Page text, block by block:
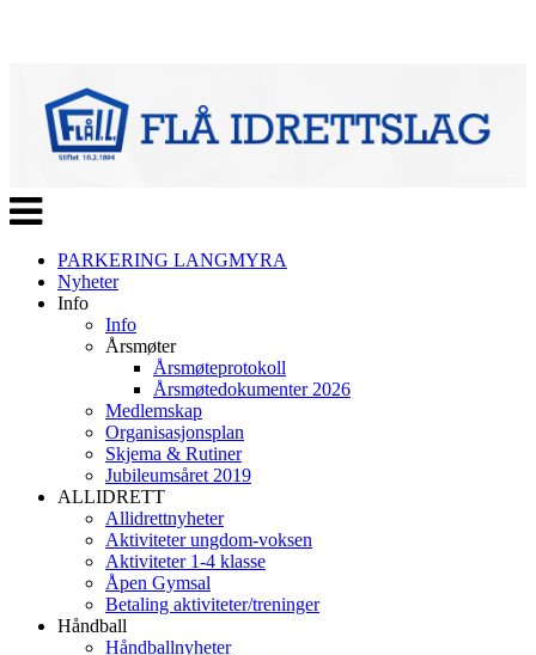
Veksle
navigasjon
PARKERING LANGMYRA
Nyheter
Info
Info
Årsmøter
Årsmøteprotokoll
Årsmøtedokumenter 2026
Medlemskap
Organisasjonsplan
Skjema & Rutiner
Jubileumsåret 2019
ALLIDRETT
Allidrettnyheter
Aktiviteter ungdom-voksen
Aktiviteter 1-4 klasse
Åpen Gymsal
Betaling aktiviteter/treninger
Håndball
Håndballnyheter